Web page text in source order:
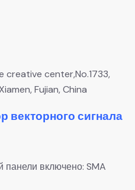
creative center,No.1733,
Fujian, China
векторного сигнала
панели включено: SMA